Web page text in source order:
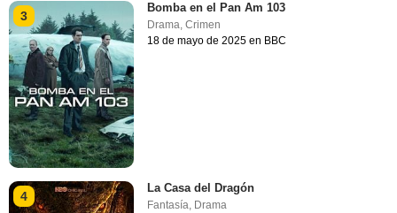
3
Bomba en el Pan Am 103
Drama,Crimen
18 de mayo de 2025 en BBC
4
La Casa del Dragón
Fantasía Drama